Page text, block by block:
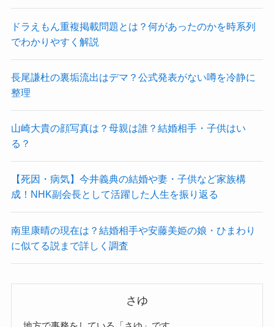
ドラえもん重複掲載問題とは？何があったのかを時系列
でわかりやすく解説
長尾謙杜の裏垢流出はデマ？公式発表がない噂を冷静に
整理
山崎大貴の顔写真は？母親は誰？結婚相手・子供はい
る？
【死因・病気】今井義典の結婚や妻・子供など家族構
成！NHK副会長として活躍した人生を振り返る
南里康晴の現在は？結婚相手や安藤美姫の娘・ひまわり
に似てる説まで詳しく調査
さゆ